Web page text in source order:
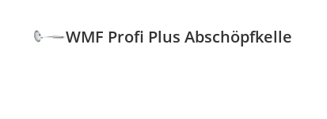
WMF Profi Plus Abschöpfkelle